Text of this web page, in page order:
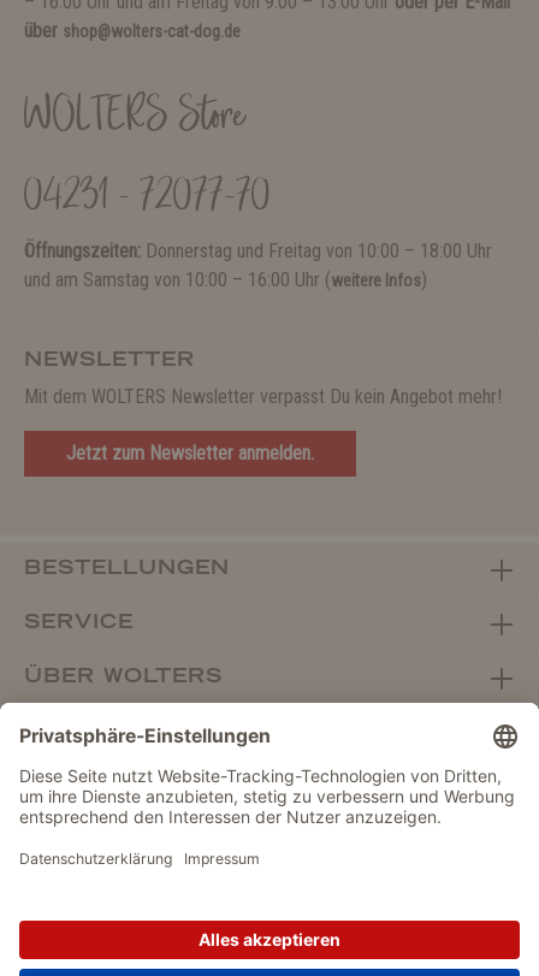
über shop@wolters-cat-dog.de
WOLTERS Store
04231 - 72077-70
Öffnungszeiten: Donnerstag und Freitag von 10:00 – 18:00 Uhr
und am Samstag von 10:00 – 16:00 Uhr (weitere Infos)
NEWSLETTER
Mit dem WOLTERS Newsletter verpasst Du kein Angebot mehr!
Jetzt zum Newsletter anmelden.
BESTELLUNGEN
SERVICE
ÜBER WOLTERS
FACHHANDEL
Vertrag widerrufen
IMPRESSUM